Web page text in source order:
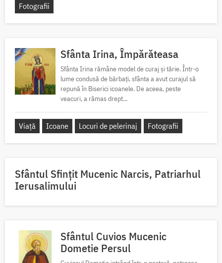
Fotografii
Sfânta Irina, Împărăteasa
Sfânta Irina rămâne model de curaj și tărie. Într-o
lume condusă de bărbați, sfânta a avut curajul să
repună în Biserici icoanele. De aceea, peste
veacuri, a rămas drept...
Viață Icoane Locuri de pelerinaj Fotografii
Sfântul Sfinţit Mucenic Narcis, Patriarhul
Ierusalimului
Sfântul Cuvios Mucenic
Dometie Persul